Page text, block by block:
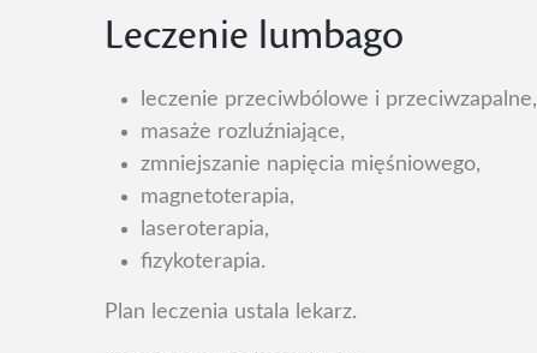
Leczenie lumbago
leczenie przeciwbólowe i przeciwzapalne,
masaże rozluźniające,
zmniejszanie napięcia mięśniowego,
magnetoterapia,
laseroterapia,
fizykoterapia.
Plan leczenia ustala lekarz.